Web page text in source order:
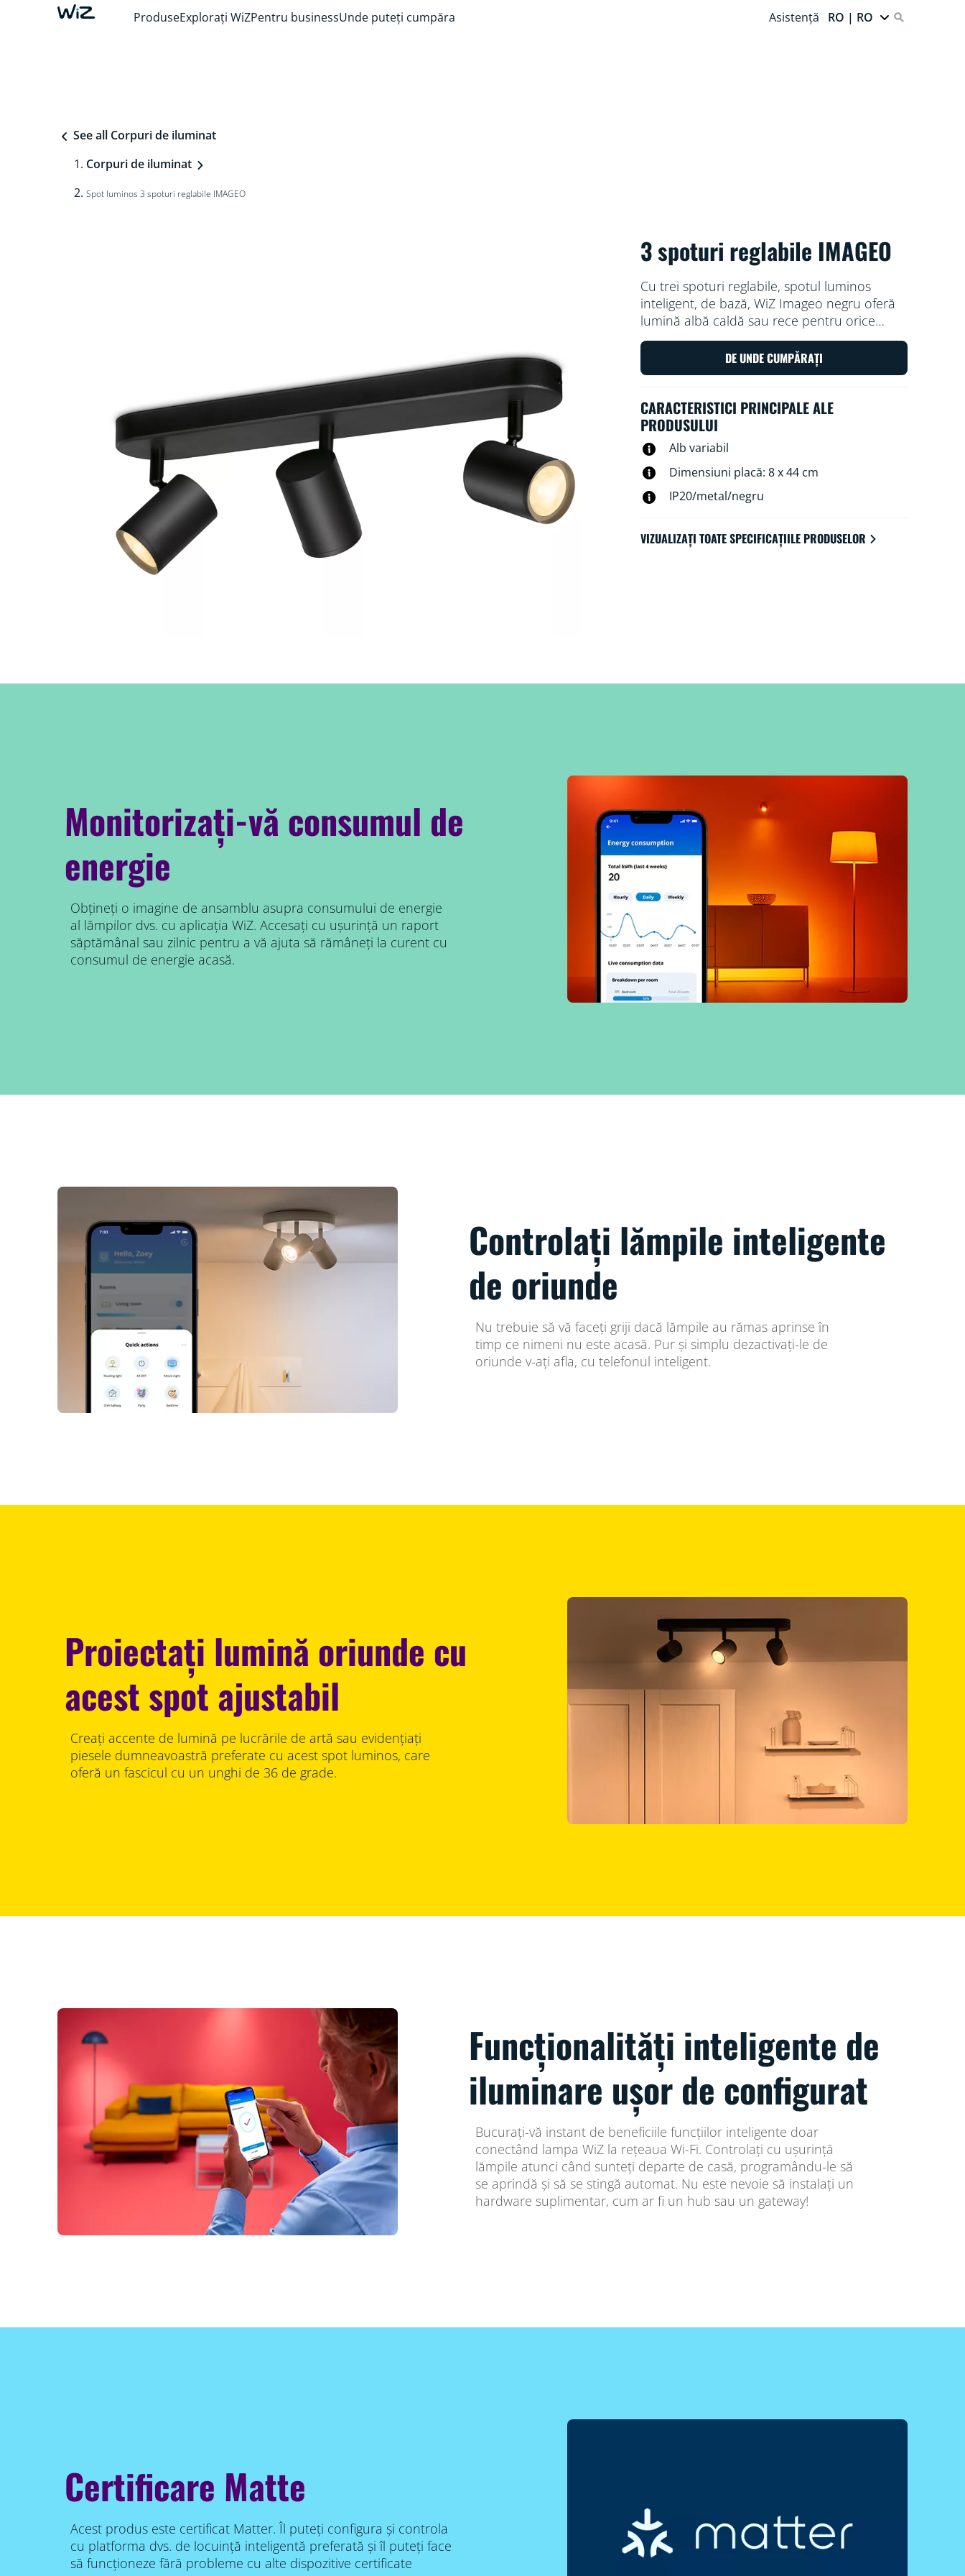
ProduseExplorați WiZPentru businessUnde puteți cumpăra Asistență RO | RO
See all Corpuri de iluminat
Corpuri de iluminat
Spot luminos 3 spoturi reglabile IMAGEO
3 spoturi reglabile IMAGEO
Cu trei spoturi reglabile, spotul luminos
inteligent, de bază, WiZ Imageo negru oferă
lumină albă caldă sau rece pentru orice
încăpere. Folosiți-l cu rețeaua Wi-Fi existentă
pentru a-l controla cu aplicația WiZ sau cu
vocea.
DE UNDE CUMPĂRAȚI
CARACTERISTICI PRINCIPALE ALE
PRODUSULUI
Alb variabil
Dimensiuni placă: 8 x 44 cm
IP20/metal/negru
VIZUALIZAȚI TOATE SPECIFICAȚIILE PRODUSELOR
Monitorizați-vă consumul de
energie
Obțineți o imagine de ansamblu asupra consumului de energie
al lămpilor dvs. cu aplicația WiZ. Accesați cu ușurință un raport
săptămânal sau zilnic pentru a vă ajuta să rămâneți la curent cu
consumul de energie acasă.
Controlați lămpile inteligente
de oriunde
Nu trebuie să vă faceți griji dacă lămpile au rămas aprinse în
timp ce nimeni nu este acasă. Pur și simplu dezactivați-le de
oriunde v-ați afla, cu telefonul inteligent.
Proiectați lumină oriunde cu
acest spot ajustabil
Creați accente de lumină pe lucrările de artă sau evidențiați
piesele dumneavoastră preferate cu acest spot luminos, care
oferă un fascicul cu un unghi de 36 de grade.
Funcționalități inteligente de
iluminare ușor de configurat
Bucurați-vă instant de beneficiile funcțiilor inteligente doar
conectând lampa WiZ la rețeaua Wi-Fi. Controlați cu ușurință
lămpile atunci când sunteți departe de casă, programându-le să
se aprindă și să se stingă automat. Nu este nevoie să instalați un
hardware suplimentar, cum ar fi un hub sau un gateway!
Certificare Matte
Acest produs este certificat Matter. Îl puteți configura și controla
cu platforma dvs. de locuință inteligentă preferată și îl puteți face
să funcționeze fără probleme cu alte dispozitive certificate